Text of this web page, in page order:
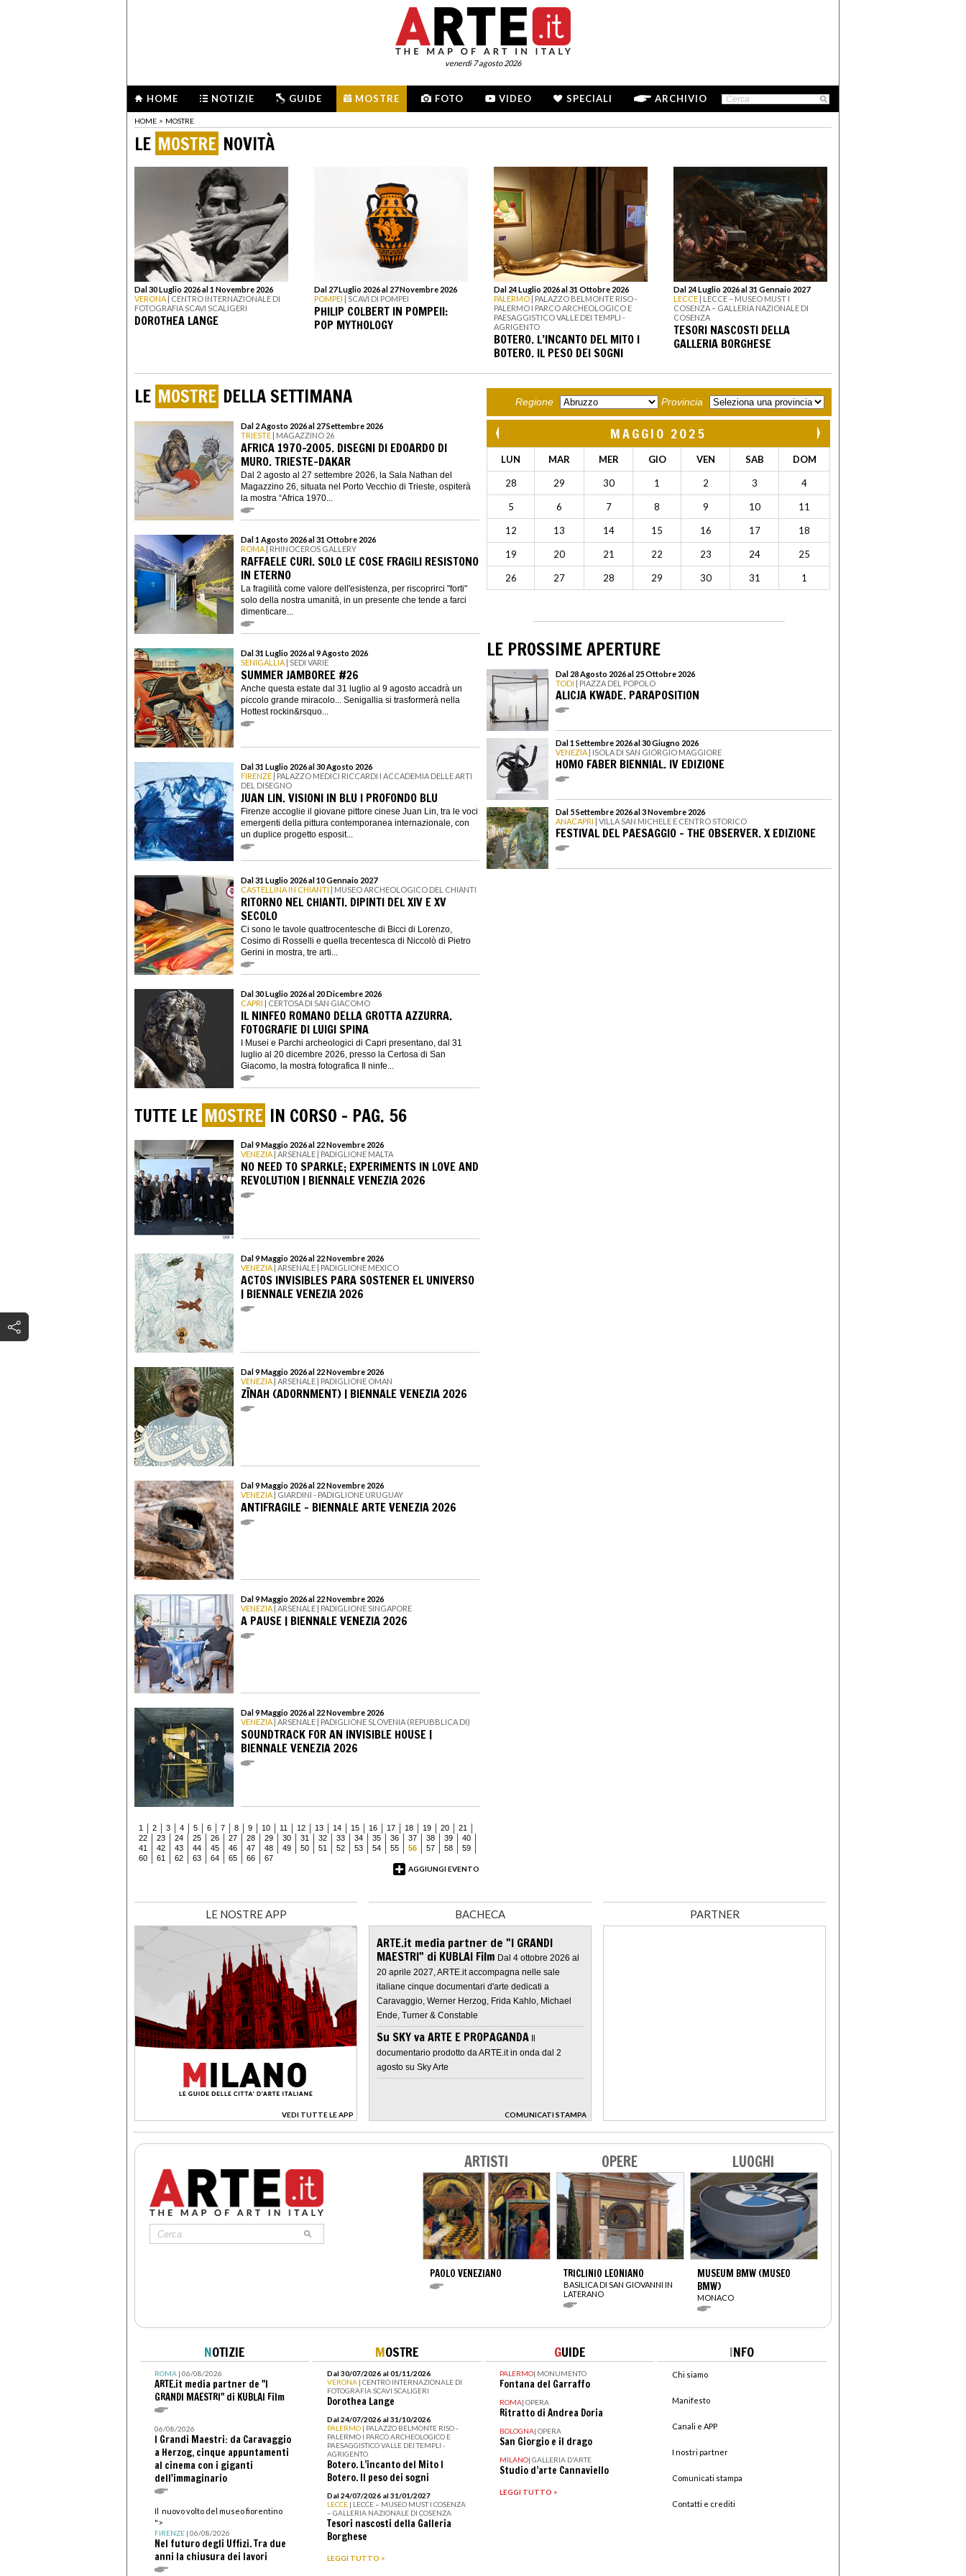
venerdì 7 agosto 2026
HOME NOTIZIE GUIDE MOSTRE FOTO VIDEO SPECIALI ARCHIVIO
HOME > MOSTRE
LE MOSTRE NOVITÀ
Dal 30 Luglio 2026 al 1 Novembre 2026
VERONA | CENTRO INTERNAZIONALE DI
FOTOGRAFIA SCAVI SCALIGERI
DOROTHEA LANGE
Dal 27 Luglio 2026 al 27 Novembre 2026
POMPEI | SCAVI DI POMPEI
PHILIP COLBERT IN POMPEII:
POP MYTHOLOGY
Dal 24 Luglio 2026 al 31 Ottobre 2026
PALERMO | PALAZZO BELMONTE RISO -
PALERMO I PARCO ARCHEOLOGICO E
PAESAGGISTICO VALLE DEI TEMPLI -
AGRIGENTO
BOTERO. L’INCANTO DEL MITO I
BOTERO. IL PESO DEI SOGNI
Dal 24 Luglio 2026 al 31 Gennaio 2027
LECCE | LECCE – MUSEO MUST I
COSENZA – GALLERIA NAZIONALE DI
COSENZA
TESORI NASCOSTI DELLA
GALLERIA BORGHESE
LE MOSTRE DELLA SETTIMANA
Dal 2 Agosto 2026 al 27 Settembre 2026
TRIESTE | MAGAZZINO 26
AFRICA 1970-2005. DISEGNI DI EDOARDO DI
MURO. TRIESTE-DAKAR
Dal 2 agosto al 27 settembre 2026, la Sala Nathan del
Magazzino 26, situata nel Porto Vecchio di Trieste, ospiterà
la mostra “Africa 1970...
Dal 1 Agosto 2026 al 31 Ottobre 2026
ROMA | RHINOCEROS GALLERY
RAFFAELE CURI. SOLO LE COSE FRAGILI RESISTONO
IN ETERNO
La fragilità come valore dell'esistenza, per riscoprirci "forti"
solo della nostra umanità, in un presente che tende a farci
dimenticare...
Dal 31 Luglio 2026 al 9 Agosto 2026
SENIGALLIA | SEDI VARIE
SUMMER JAMBOREE #26
Anche questa estate dal 31 luglio al 9 agosto accadrà un
piccolo grande miracolo... Senigallia si trasformerà nella
Hottest rockin&rsquo...
Dal 31 Luglio 2026 al 30 Agosto 2026
FIRENZE | PALAZZO MEDICI RICCARDI I ACCADEMIA DELLE ARTI
DEL DISEGNO
JUAN LIN. VISIONI IN BLU I PROFONDO BLU
Firenze accoglie il giovane pittore cinese Juan Lin, tra le voci
emergenti della pittura contemporanea internazionale, con
un duplice progetto esposit...
Dal 31 Luglio 2026 al 10 Gennaio 2027
CASTELLINA IN CHIANTI | MUSEO ARCHEOLOGICO DEL CHIANTI
RITORNO NEL CHIANTI. DIPINTI DEL XIV E XV
SECOLO
Ci sono le tavole quattrocentesche di Bicci di Lorenzo,
Cosimo di Rosselli e quella trecentesca di Niccolò di Pietro
Gerini in mostra, tre arti...
Dal 30 Luglio 2026 al 20 Dicembre 2026
CAPRI | CERTOSA DI SAN GIACOMO
IL NINFEO ROMANO DELLA GROTTA AZZURRA.
FOTOGRAFIE DI LUIGI SPINA
I Musei e Parchi archeologici di Capri presentano, dal 31
luglio al 20 dicembre 2026, presso la Certosa di San
Giacomo, la mostra fotografica Il ninfe...
TUTTE LE MOSTRE IN CORSO - PAG. 56
Dal 9 Maggio 2026 al 22 Novembre 2026
VENEZIA | ARSENALE | PADIGLIONE MALTA
NO NEED TO SPARKLE; EXPERIMENTS IN LOVE AND
REVOLUTION | BIENNALE VENEZIA 2026
Dal 9 Maggio 2026 al 22 Novembre 2026
VENEZIA | ARSENALE | PADIGLIONE MEXICO
ACTOS INVISIBLES PARA SOSTENER EL UNIVERSO
| BIENNALE VENEZIA 2026
Dal 9 Maggio 2026 al 22 Novembre 2026
VENEZIA | ARSENALE | PADIGLIONE OMAN
ZĪNAH (ADORNMENT) | BIENNALE VENEZIA 2026
Dal 9 Maggio 2026 al 22 Novembre 2026
VENEZIA | GIARDINI - PADIGLIONE URUGUAY
ANTIFRAGILE - BIENNALE ARTE VENEZIA 2026
Dal 9 Maggio 2026 al 22 Novembre 2026
VENEZIA | ARSENALE | PADIGLIONE SINGAPORE
A PAUSE | BIENNALE VENEZIA 2026
Dal 9 Maggio 2026 al 22 Novembre 2026
VENEZIA | ARSENALE | PADIGLIONE SLOVENIA (REPUBBLICA DI)
SOUNDTRACK FOR AN INVISIBLE HOUSE |
BIENNALE VENEZIA 2026
1 2 3 4 5 6 7 8 9 10 11 12 13 14 15 16 17 18 19 20
21
22
23 24 25 26 27 28 29 30 31 32 33 34 35 36 37 38 39
40
41
42 43 44 45 46 47 48 49 50 51 52 53 54 55 56 57 58
59
60
61 62 63 64 65 66
67
AGGIUNGI EVENTO
Regione Provincia
MAGGIO 2025
LUN MAR MER GIO VEN SAB DOM
28 29 30 1 2 3 4
5 6 7 8 9 10 11
12 13 14 15 16 17 18
19 20 21 22 23 24 25
26 27 28 29 30 31 1
LE PROSSIME APERTURE
Dal 28 Agosto 2026 al 25 Ottobre 2026
TODI | PIAZZA DEL POPOLO
ALICJA KWADE. PARAPOSITION
Dal 1 Settembre 2026 al 30 Giugno 2026
VENEZIA | ISOLA DI SAN GIORGIO MAGGIORE
HOMO FABER BIENNIAL. IV EDIZIONE
Dal 5 Settembre 2026 al 3 Novembre 2026
ANACAPRI | VILLA SAN MICHELE E CENTRO STORICO
FESTIVAL DEL PAESAGGIO - THE OBSERVER. X EDIZIONE
LE NOSTRE APP
VEDI TUTTE LE APP
>
BACHECA
ARTE.it media partner de "I GRANDI
MAESTRI" di KUBLAI Film Dal 4 ottobre 2026 al
20 aprile 2027, ARTE.it accompagna nelle sale
italiane cinque documentari d'arte dedicati a
Caravaggio, Werner Herzog, Frida Kahlo, Michael
Ende, Turner & Constable
Su SKY va ARTE E PROPAGANDA
documentario prodotto da ARTE.it in onda dal 2
agosto su Sky Arte
COMUNICATI STAMPA
>
PARTNER
ARTISTI
PAOLO VENEZIANO
OPERE
TRICLINIO LEONIANO
BASILICA DI SAN GIOVANNI IN
LATERANO
LUOGHI
MUSEUM BMW (MUSEO
BMW)
MONACO
NOTIZIE
ROMA| 06/08/2026
ARTE.it media partner de "I
GRANDI MAESTRI" di KUBLAI Film
06/08/2026
I Grandi Maestri: da Caravaggio
a Herzog, cinque appuntamenti
al cinema con i giganti
dell'immaginario
Il nuovo volto del museo fiorentino
">
FIRENZE| 06/08/2026
Nel futuro degli Uffizi. Tra due
anni la chiusura dei lavori
MOSTRE
Dal 30/07/2026 al 01/11/2026
VERONA | CENTRO INTERNAZIONALE DI
FOTOGRAFIA SCAVI SCALIGERI
Dorothea Lange
Dal 24/07/2026 al 31/10/2026
PALERMO | PALAZZO BELMONTE RISO -
PALERMO I PARCO ARCHEOLOGICO E
PAESAGGISTICO VALLE DEI TEMPLI -
AGRIGENTO
Botero. L’incanto del Mito I
Botero. Il peso dei sogni
Dal 24/07/2026 al 31/01/2027
LECCE | LECCE – MUSEO MUST I COSENZA
– GALLERIA NAZIONALE DI COSENZA
Tesori nascosti della Galleria
Borghese
LEGGI TUTTO >
GUIDE
PALERMO| MONUMENTO
Fontana del Garraffo
ROMA| OPERA
Ritratto di Andrea Doria
BOLOGNA| OPERA
San Giorgio e il drago
MILANO| GALLERIA D'ARTE
Studio d’arte Cannaviello
LEGGI TUTTO >
INFO
Chi siamo
Manifesto
Canali e APP
I nostri partner
Comunicati stampa
Contatti e crediti